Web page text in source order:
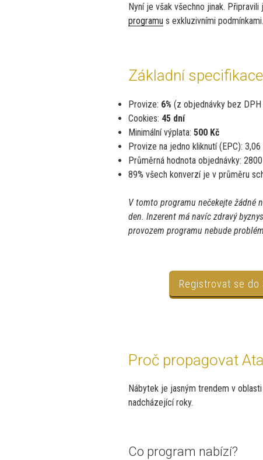
Nyní je však všechno jinak. Připravili
programu s exkluzivními
Základní
Provize: 6% (z objednávky bez DPH
Cookies: 45 dní
Minimální výplata: 500 Kč
Provize na jedno kliknutí (EPC):
Průměrná hodnota objednávky:
89% všech konverzí je v průměru
V tomto programu nečekejte žádné
den. Inzerent má navíc zdravý
provozem programu nebude
Registrovat se do
Proč propagovat
Nábytek je jasným trendem v
nadcházející roky.
Co program nabízí?